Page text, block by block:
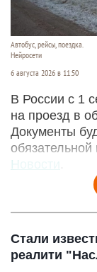
Автобус, рейсы, поездка.
Нейросети
6 августа 2026 в 11:50
В России с 1
на проезд в
Документы
Новости
Стали
реалити